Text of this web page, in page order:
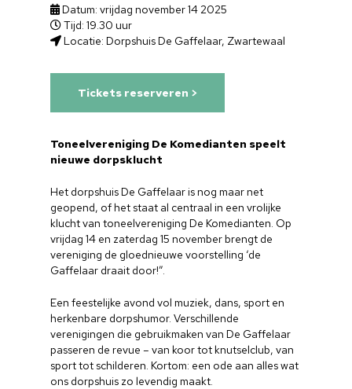
Toneelvereniging De Komedianten speelt
nieuwe dorpsklucht
Het dorpshuis De Gaffelaar is nog maar net
geopend, of het staat al centraal in een vrolijke
klucht van toneelvereniging De Komedianten. Op
vrijdag 14 en zaterdag 15 november brengt de
vereniging de gloednieuwe voorstelling ‘de
Gaffelaar draait door!”.
Een feestelijke avond vol muziek, dans, sport en
herkenbare dorpshumor. Verschillende
verenigingen die gebruikmaken van De Gaffelaar
passeren de revue – van koor tot knutselclub, van
sport tot schilderen. Kortom: een ode aan alles wat
ons dorpshuis zo levendig maakt.
Datum: vrijdag november 14 2025
Tijd: 19.30 uur
Locatie: Dorpshuis De Gaffelaar, Zwartewaal
Tickets reserveren >